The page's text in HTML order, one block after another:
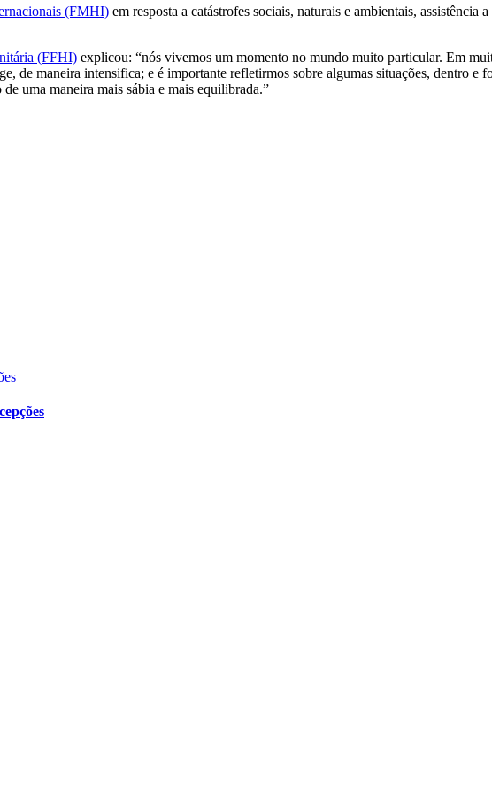
(FMHI) em resposta a catástrofes sociais, naturais e ambientais, assistência
(FFHI) explicou: “nós vivemos um momento no mundo muito particular. Em
de maneira intensifica; e é importante refletirmos sobre algumas situações, dentro e
uma maneira mais sábia e mais equilibrada.”